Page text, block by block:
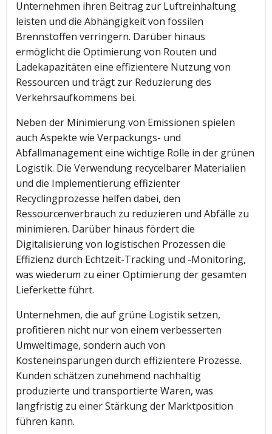
Unternehmen ihren Beitrag zur Luftreinhaltung
leisten und die Abhängigkeit von fossilen
Brennstoffen verringern. Darüber hinaus
ermöglicht die Optimierung von Routen und
Ladekapazitäten eine effizientere Nutzung von
Ressourcen und trägt zur Reduzierung des
Verkehrsaufkommens bei.
Neben der Minimierung von Emissionen spielen
auch Aspekte wie Verpackungs- und
Abfallmanagement eine wichtige Rolle in der grünen
Logistik. Die Verwendung recycelbarer Materialien
und die Implementierung effizienter
Recyclingprozesse helfen dabei, den
Ressourcenverbrauch zu reduzieren und Abfälle zu
minimieren. Darüber hinaus fördert die
Digitalisierung von logistischen Prozessen die
Effizienz durch Echtzeit-Tracking und -Monitoring,
was wiederum zu einer Optimierung der gesamten
Lieferkette führt.
Unternehmen, die auf grüne Logistik setzen,
profitieren nicht nur von einem verbesserten
Umweltimage, sondern auch von
Kosteneinsparungen durch effizientere Prozesse.
Kunden schätzen zunehmend nachhaltig
produzierte und transportierte Waren, was
langfristig zu einer Stärkung der Marktposition
führen kann.